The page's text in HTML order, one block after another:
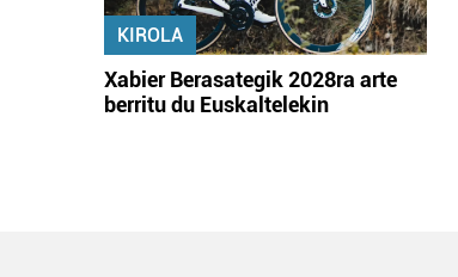
KIROLA
Xabier Berasategik 2028ra arte
berritu du Euskaltelekin